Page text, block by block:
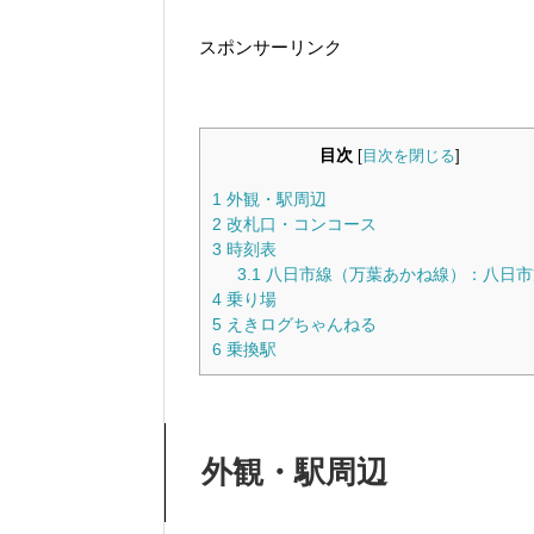
スポンサーリンク
目次 [目次を閉じる]
1 外観・駅周辺
2 改札口・コンコース
3 時刻表
3.1 八日市線（万葉あかね線）：八日
4 乗り場
5 えきログちゃんねる
6 乗換駅
外観・駅周辺